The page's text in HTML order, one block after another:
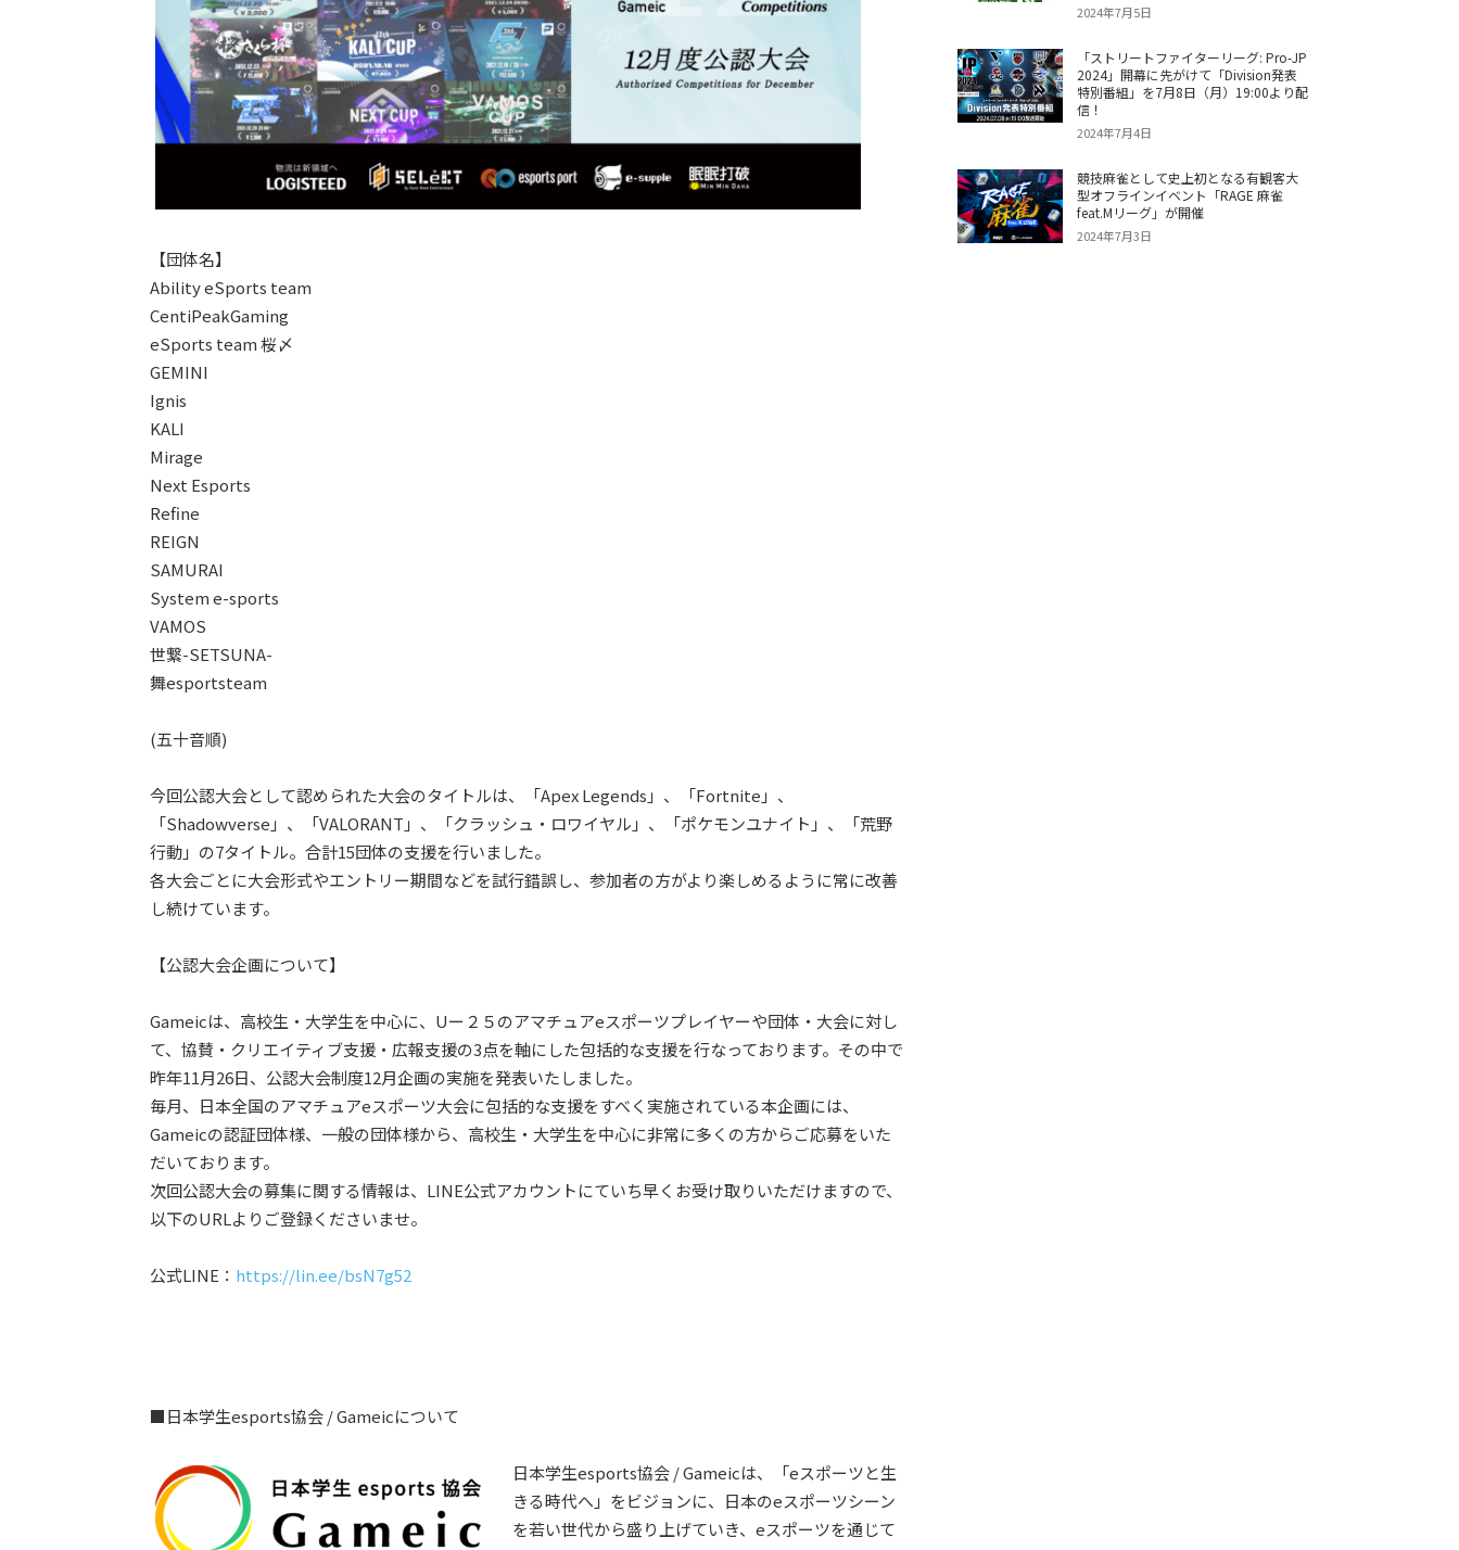
【団体名】
Ability eSports team
CentiPeakGaming
eSports team 桜〆
GEMINI
Ignis
KALI
Mirage
Next Esports
Refine
REIGN
SAMURAI
System e-sports
VAMOS
世繋-SETSUNA-
舞esportsteam
(五十音順)
今回公認大会として認められた大会のタイトルは、「Apex Legends」、「Fortnite」、
「Shadowverse」、「VALORANT」、「クラッシュ・ロワイヤル」、「ポケモンユナイト」、「荒野
行動」の7タイトル。合計15団体の支援を行いました。
各大会ごとに大会形式やエントリー期間などを試行錯誤し、参加者の方がより楽しめるように常に改善
し続けています。
【公認大会企画について】
Gameicは、高校生・大学生を中心に、Uー２５のアマチュアeスポーツプレイヤーや団体・大会に対し
て、協賛・クリエイティブ支援・広報支援の3点を軸にした包括的な支援を行なっております。その中で
昨年11月26日、公認大会制度12月企画の実施を発表いたしました。
毎月、日本全国のアマチュアeスポーツ大会に包括的な支援をすべく実施されている本企画には、
Gameicの認証団体様、一般の団体様から、高校生・大学生を中心に非常に多くの方からご応募をいた
だいております。
次回公認大会の募集に関する情報は、LINE公式アカウントにていち早くお受け取りいただけますので、
以下のURLよりご登録くださいませ。
公式LINE： https://lin.ee/bsN7g52
■日本学生esports協会 / Gameicについて
日本学生esports協会 / Gameicは、「eスポーツと生
きる時代へ」をビジョンに、日本のeスポーツシーン
を若い世代から盛り上げていき、eスポーツを通じて
2024年7月5日
「ストリートファイターリーグ: Pro-JP
2024」開幕に先がけて「Division発表
特別番組」を7月8日（月）19:00より配
信！
2024年7月4日
競技麻雀として史上初となる有観客大
型オフラインイベント「RAGE 麻雀
feat.Mリーグ」が開催
2024年7月3日